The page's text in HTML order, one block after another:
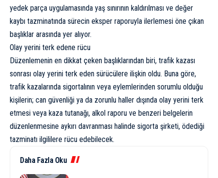
yedek parça uygulamasında yaş sınırının kaldırılması ve değer
kaybı tazminatında sürecin eksper raporuyla ilerlemesi öne çıkan
başlıklar arasında yer alıyor.
Olay yerini terk edene rücu
Düzenlemenin en dikkat çeken başlıklarından biri, trafik kazası
sonrası olay yerini terk eden sürücülere ilişkin oldu. Buna göre,
trafik kazalarında sigortalının veya eylemlerinden sorumlu olduğu
kişilerin; can güvenliği ya da zorunlu haller dışında olay yerini terk
etmesi veya kaza tutanağı, alkol raporu ve benzeri belgelerin
düzenlenmesine aykırı davranması halinde sigorta şirketi, ödediği
tazminatı ilgililere rücu edebilecek.
Daha Fazla Oku